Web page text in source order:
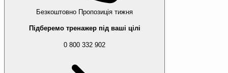
Безкоштовно Пропозиція тижня
Підберемо тренажер під ваші цілі
0 800 332 902